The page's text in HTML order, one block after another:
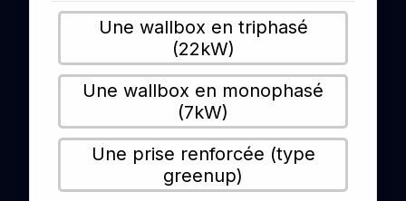
Une wallbox en triphasé
(22kW)
Une wallbox en monophasé
(7kW)
Une prise renforcée (type
greenup)